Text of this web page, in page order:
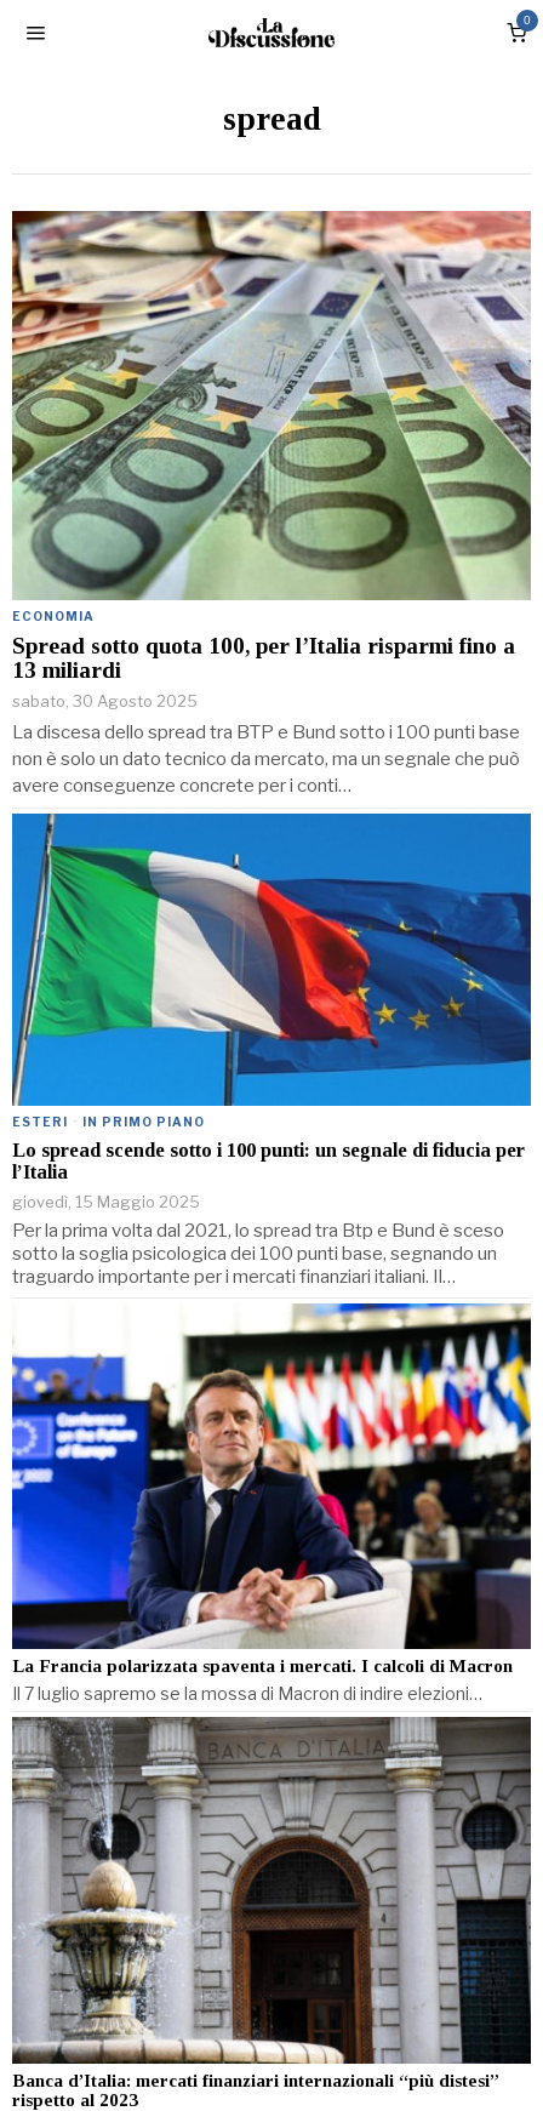
0
spread
ECONOMIA
Spread sotto quota 100, per l’Italia risparmi fino a
13 miliardi
sabato, 30 Agosto 2025
La discesa dello spread tra BTP e Bund sotto i 100 punti base
non è solo un dato tecnico da mercato, ma un segnale che può
avere conseguenze concrete per i conti…
ESTERI · IN PRIMO PIANO
Lo spread scende sotto i 100 punti: un segnale di fiducia per
l’Italia
giovedì, 15 Maggio 2025
Per la prima volta dal 2021, lo spread tra Btp e Bund è sceso
sotto la soglia psicologica dei 100 punti base, segnando un
traguardo importante per i mercati finanziari italiani. Il…
La Francia polarizzata spaventa i mercati. I calcoli di Macron
Il 7 luglio sapremo se la mossa di Macron di indire elezioni…
Banca d’Italia: mercati finanziari internazionali “più distesi”
rispetto al 2023